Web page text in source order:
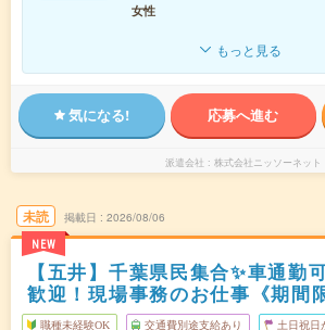
女性
もっと見る
気になる! 応募へ進む
派遣会社 株式会社ニッソーネット
未読
NEW
掲載日 2026/08/06
【五井】千葉県民集合✨車通勤
歓迎！現場事務のお仕事《期間
職種未経験OK 交通費別途支給あり 土日祝日